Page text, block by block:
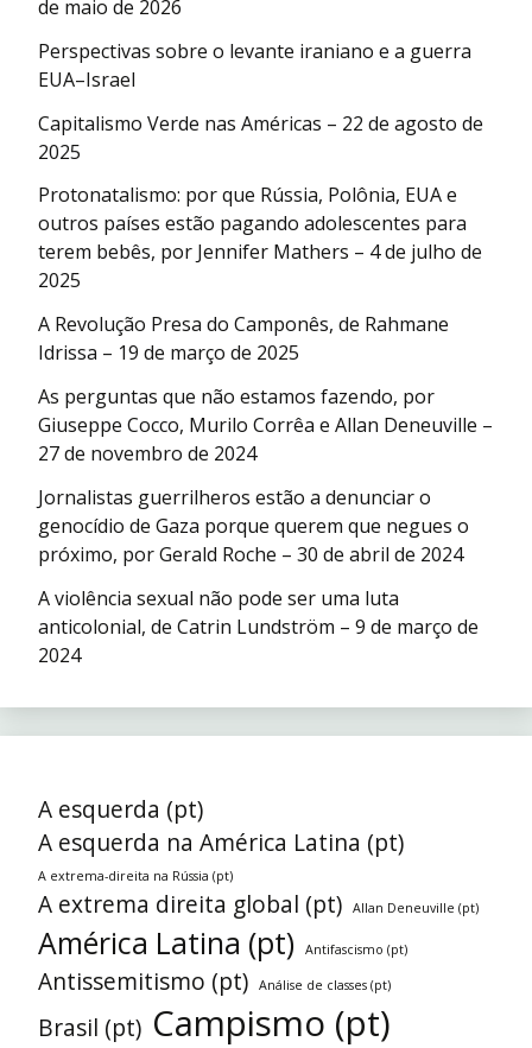
de maio de 2026
Perspectivas sobre o levante iraniano e a guerra
EUA–Israel
Capitalismo Verde nas Américas – 22 de agosto de
2025
Protonatalismo: por que Rússia, Polônia, EUA e
outros países estão pagando adolescentes para
terem bebês, por Jennifer Mathers – 4 de julho de
2025
A Revolução Presa do Camponês, de Rahmane
Idrissa – 19 de março de 2025
As perguntas que não estamos fazendo, por
Giuseppe Cocco, Murilo Corrêa e Allan Deneuville –
27 de novembro de 2024
Jornalistas guerrilheros estão a denunciar o
genocídio de Gaza porque querem que negues o
próximo, por Gerald Roche – 30 de abril de 2024
A violência sexual não pode ser uma luta
anticolonial, de Catrin Lundström – 9 de março de
2024
A esquerda (pt)
A esquerda na América Latina (pt)
A extrema-direita na Rússia (pt)
A extrema direita global (pt) Allan Deneuville (pt)
América Latina (pt) Antifascismo (pt)
Antissemitismo (pt) Análise de classes (pt)
Brasil (pt) Campismo (pt)